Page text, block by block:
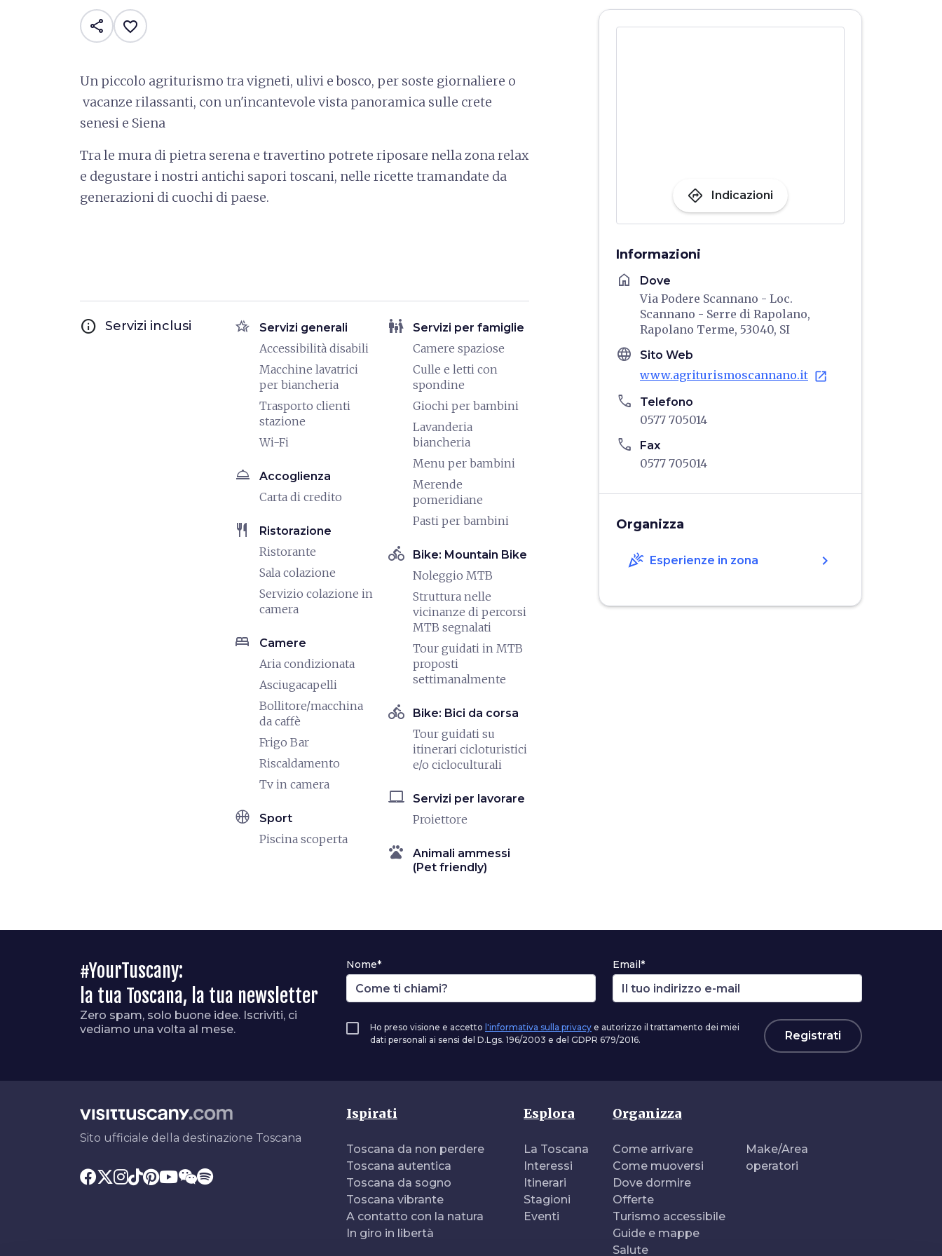
share favorite_border
Un piccolo agriturismo tra vigneti, ulivi e bosco, per soste giornaliere o
vacanze rilassanti, con un'incantevole vista panoramica sulle crete
senesi e Siena
Tra le mura di pietra serena e travertino potrete riposare nella zona relax
e degustare i nostri antichi sapori toscani, nelle ricette tramandate da
generazioni di cuochi di paese.
info Servizi inclusi hotel_class Servizi generali
Accessibilità disabili
Macchine lavatrici
per biancheria
Trasporto clienti
stazione
Wi-Fi
room_service Accoglienza
Carta di credito
restaurant Ristorazione
Ristorante
Sala colazione
Servizio colazione in
camera
bed Camere
Aria condizionata
Asciugacapelli
Bollitore/macchina
da caffè
Frigo Bar
Riscaldamento
Tv in camera
sports_basketball Sport
Piscina scoperta
family_restroom Servizi per famiglie
Camere spaziose
Culle e letti con
spondine
Giochi per bambini
Lavanderia
biancheria
Menu per bambini
Merende
pomeridiane
Pasti per bambini
directions_bike Bike: Mountain Bike
Noleggio MTB
Struttura nelle
vicinanze di percorsi
MTB segnalati
Tour guidati in MTB
proposti
settimanalmente
directions_bike Bike: Bici da corsa
Tour guidati su
itinerari cicloturistici
e/o cicloculturali
laptop_mac Servizi per lavorare
Proiettore
pets
Animali ammessi
(Pet friendly)
directions Indicazioni
Informazioni
home Dove
Via Podere Scannano - Loc.
Scannano - Serre di Rapolano,
Rapolano Terme, 53040, SI
language Sito Web
www.agriturismoscannano.it open_in_new
phone Telefono
0577 705014
phone Fax
0577 705014
Organizza
celebration Esperienze in zona chevron_right
#YourTuscany:
la tua Toscana, la tua newsletter
Zero spam, solo buone idee. Iscriviti, ci
vediamo una volta al mese.
Nome* Email*
Ho preso visione e accetto l'informativa sulla privacy e autorizzo il trattamento dei miei
dati personali ai sensi del D.Lgs. 196/2003 e del GDPR 679/2016.
Registrati
Sito ufficiale della destinazione Toscana
Ispirati
Toscana da non perdere
Toscana autentica
Toscana da sogno
Toscana vibrante
A contatto con la natura
In giro in libertà
Esplora
La Toscana
Interessi
Itinerari
Stagioni
Eventi
Organizza
Come arrivare
Come muoversi
Dove dormire
Offerte
Turismo accessibile
Guide e mappe
Salute
Make/Area
operatori